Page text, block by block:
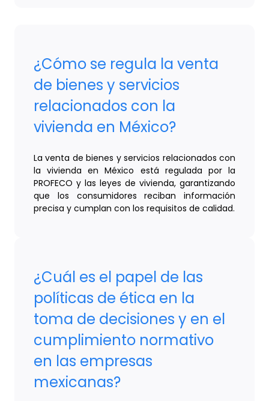
¿Cómo se regula la venta
de bienes y servicios
relacionados con la
vivienda en México?
La venta de bienes y servicios relacionados con
la vivienda en México está regulada por la
PROFECO y las leyes de vivienda, garantizando
que los consumidores reciban información
precisa y cumplan con los requisitos de calidad.
¿Cuál es el papel de las
políticas de ética en la
toma de decisiones y en el
cumplimiento normativo
en las empresas
mexicanas?